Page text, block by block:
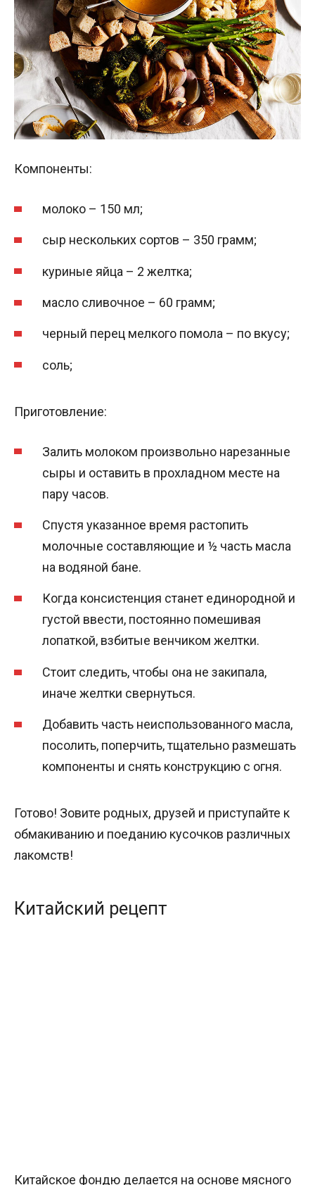
Компоненты:
молоко – 150 мл;
сыр нескольких сортов – 350 грамм;
куриные яйца – 2 желтка;
масло сливочное – 60 грамм;
черный перец мелкого помола – по вкусу;
соль;
Приготовление:
Залить молоком произвольно нарезанные
сыры и оставить в прохладном месте на
пару часов.
Спустя указанное время растопить
молочные составляющие и ½ часть масла
на водяной бане.
Когда консистенция станет единородной и
густой ввести, постоянно помешивая
лопаткой, взбитые венчиком желтки.
Стоит следить, чтобы она не закипала,
иначе желтки свернуться.
Добавить часть неиспользованного масла,
посолить, поперчить, тщательно размешать
компоненты и снять конструкцию с огня.
Готово! Зовите родных, друзей и приступайте к
обмакиванию и поеданию кусочков различных
лакомств!
Китайский рецепт
Китайское фондю делается на основе мясного